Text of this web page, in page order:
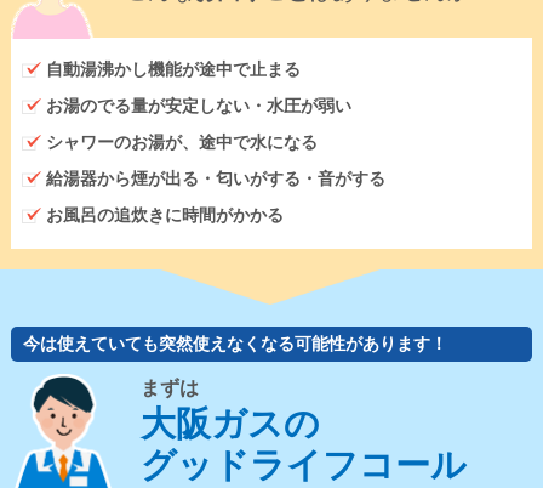
自動湯沸かし機能が途中で止まる
お湯のでる量が安定しない・水圧が弱い
シャワーのお湯が、途中で水になる
給湯器から煙が出る・匂いがする・音がする
お風呂の追炊きに時間がかかる
今は使えていても突然使えなくなる可能性があります！
まずは
大阪ガスの
グッドライフコール